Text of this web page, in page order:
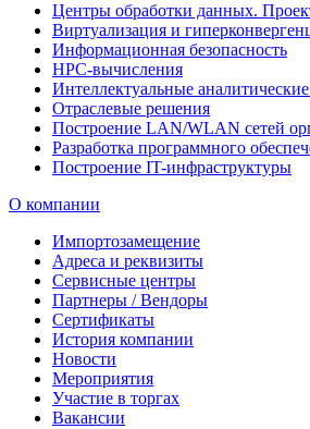
Центры обработки данных.
Виртуализация и
Информационная безопасность
HPC-вычисления
Интеллектуальные
Отраслевые решения
Построение LAN/WLAN сетей
Разработка программного
Построение IT-инфраструктуры
О компании
Импортозамещение
Адреса и реквизиты
Сервисные центры
Партнеры / Вендоры
Сертификаты
История компании
Новости
Мероприятия
Участие в торгах
Вакансии